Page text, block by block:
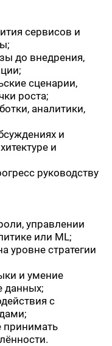
сервисов и
до внедрения,
сценарии,
роста;
аналитики,
и
и
руководству
управлении
или ML;
уровне стратегии
и умение
данных;
с
принимать